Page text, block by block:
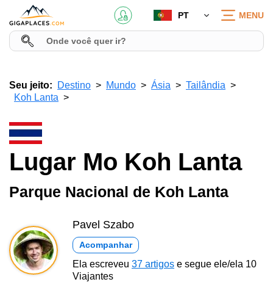
PT MENU
Seu jeito: Destino Mundo Ásia
Tailândia
Koh Lanta
Lugar Mo Koh Lanta
Parque Nacional de Koh Lanta
Pavel Szabo
Acompanhar
Ela escreveu 37 artigos e segue ele/ela 10
Viajantes